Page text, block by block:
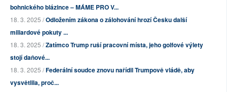
bohnického blázince – MÁME PRO V...
18. 3. 2025 /Odložením zákona o zálohování hrozí Česku další
miliardové pokuty ...
18. 3. 2025 /Zatímco Trump ruší pracovní místa, jeho golfové výlety
stojí daňové...
18. 3. 2025 /Federální soudce znovu nařídil Trumpově vládě, aby
vysvětlila, proč...